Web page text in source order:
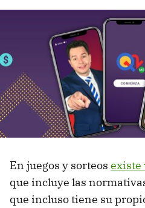
En juegos y sorteos existe
que incluye las
que incluso tiene su